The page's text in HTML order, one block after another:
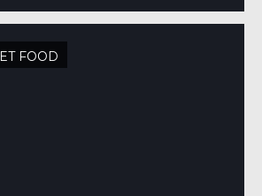
FOOD